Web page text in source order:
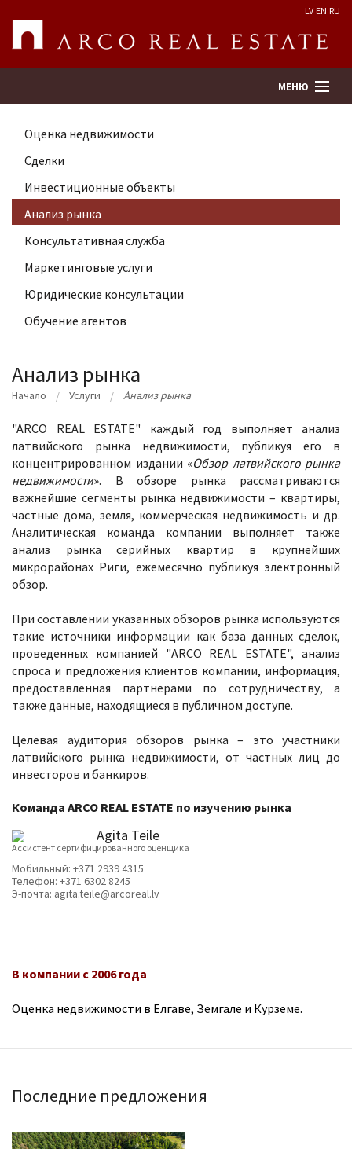
LV EN RU
МЕНЮ
Поиск
Оценка недвижимости
Предприятие
Kонтакты
Оценка недвижимости
Сделки
Инвестиционные объекты
Анализ рынка
Консультативная служба
Маркетинговые услуги
Юридические консультации
Обучение агентов
Анализ рынка
Начало Услуги Анализ рынка
"ARCO REAL ESTATE" каждый год выполняет анализ
латвийского рынка недвижимости, публикуя его в
концентрированном издании «Обзор латвийского рынка
недвижимости». В обзоре рынка рассматриваются
важнейшие сегменты рынка недвижимости – квартиры,
частные дома, земля, коммерческая недвижимость и др.
Аналитическая команда компании выполняет также
анализ рынка серийных квартир в крупнейших
микрорайонах Риги, ежемесячно публикуя электронный
обзор.
При составлении указанных обзоров рынка используются
такие источники информации как база данных сделок,
проведенных компанией "ARCO REAL ESTATE", анализ
спроса и предложения клиентов компании, информация,
предоставленная партнерами по сотрудничеству, а
также данные, находящиеся в публичном доступе.
Целевая аудитория обзоров рынка – это участники
латвийского рынка недвижимости, от частных лиц до
инвесторов и банкиров.
Команда ARCO REAL ESTATE по изучению рынка
Agita Teile
Ассистент сертифицированного оценщика
Мобильный: +371 2939 4315
Телефон: +371 6302 8245
Э-почта: agita.teile@arcoreal.lv
В компании с 2006 года
Оценка недвижимости в Елгаве, Земгале и Курземе.
Последние предложения